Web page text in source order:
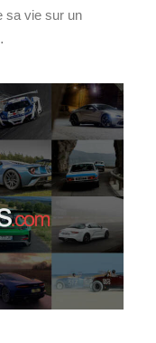
sa vie sur un